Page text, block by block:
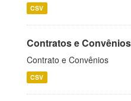
CSV
Contratos e Convênios
Contrato e Convênios
CSV